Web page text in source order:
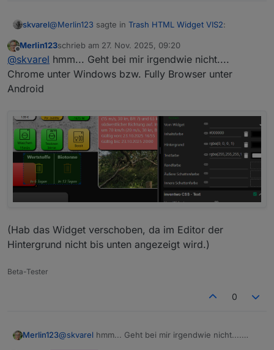
skvarel@Merlin123 sagte in Trash HTML Widget VIS2:
@skvarel
Kann ich eigentlich die Textfarbe und die
Hintergrundfarbe ändern? Im Widget bringt eine
Hintergrund- und Textfarbe klappt im Widget:
Wichtig, die Transparenz muss natürlich auf '1' stehen
Offline
Merlin123schrieb am 27. Nov. 2025, 09:20
zuletzt editiert von
@skvarel hmm... Geht bei mir irgendwie nicht....
Chrome unter Windows bzw. Fully Browser unter
Android
(Hab das Widget verschoben, da im Editor der
Hintergrund nicht bis unten angezeigt wird.)
Beta-Tester
0
Merlin123@skvarel hmm... Geht bei mir irgendwie nicht....